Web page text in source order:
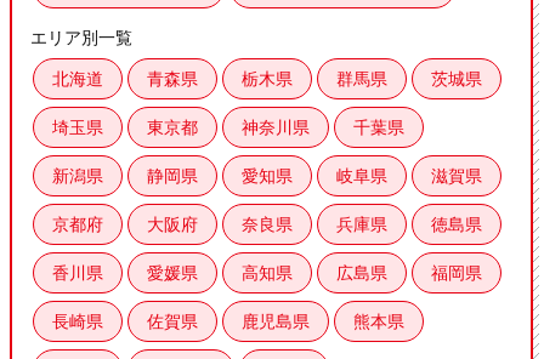
エリア別一覧
北海道 青森県 栃木県 群馬県 茨城県
埼玉県 東京都 神奈川県 千葉県
新潟県 静岡県 愛知県 岐阜県 滋賀県
京都府 大阪府 奈良県 兵庫県 徳島県
香川県 愛媛県 高知県 広島県 福岡県
長崎県 佐賀県 鹿児島県 熊本県